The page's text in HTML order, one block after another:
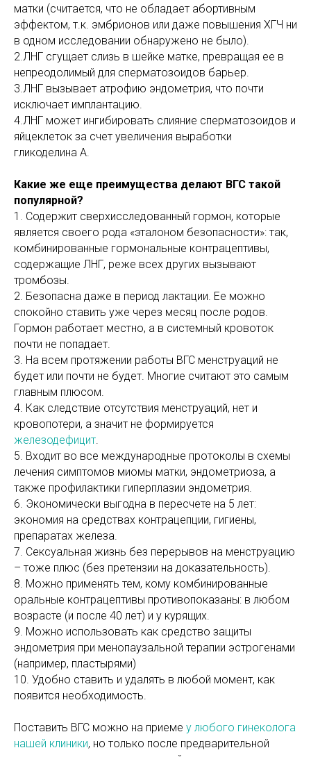
матки (считается, что не обладает абортивным
эффектом, т.к. эмбрионов или даже повышения ХГЧ ни
в одном исследовании обнаружено не было).
2.ЛНГ сгущает слизь в шейке матке, превращая ее в
непреодолимый для сперматозоидов барьер.
3.ЛНГ вызывает атрофию эндометрия, что почти
исключает имплантацию.
4.ЛНГ может ингибировать слияние сперматозоидов и
яйцеклеток за счет увеличения выработки
гликоделина А.
Какие же еще преимущества делают ВГС такой
популярной?
1. Содержит сверхисследованный гормон, которые
является своего рода «эталоном безопасности»: так,
комбинированные гормональные контрацептивы,
содержащие ЛНГ, реже всех других вызывают
тромбозы.
2. Безопасна даже в период лактации. Ее можно
спокойно ставить уже через месяц после родов.
Гормон работает местно, а в системный кровоток
почти не попадает.
3. На всем протяжении работы ВГС менструаций не
будет или почти не будет. Многие считают это самым
главным плюсом.
4. Как следствие отсутствия менструаций, нет и
кровопотери, а значит не формируется
железодефицит.
5. Входит во все международные протоколы в схемы
лечения симптомов миомы матки, эндометриоза, а
также профилактики гиперплазии эндометрия.
6. Экономически выгодна в пересчете на 5 лет:
экономия на средствах контрацепции, гигиены,
препаратах железа.
7. Сексуальная жизнь без перерывов на менструацию
– тоже плюс (без претензии на доказательность).
8. Можно применять тем, кому комбинированные
оральные контрацептивы противопоказаны: в любом
возрасте (и после 40 лет) и у курящих.
9. Можно использовать как средство защиты
эндометрия при менопаузальной терапии эстрогенами
(например, пластырями)
10. Удобно ставить и удалять в любой момент, как
появится необходимость.
Поставить ВГС можно на приеме у любого гинеколога
нашей клиники, но только после предварительной